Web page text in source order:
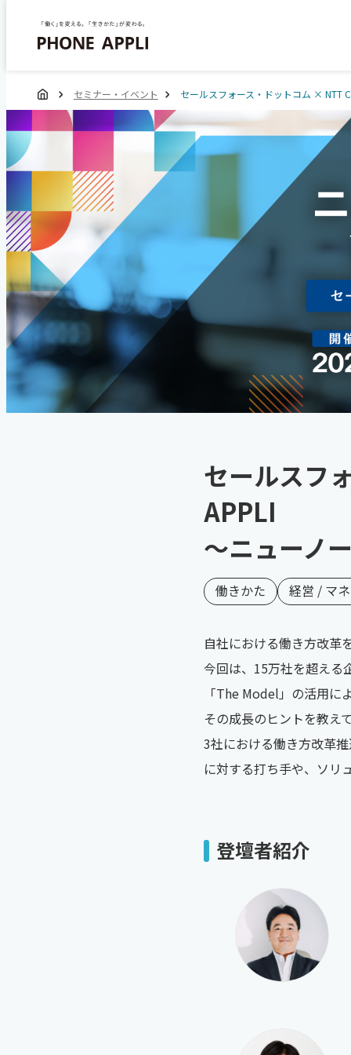
セミナー・イベント セールスフォース・ドットコム × NTT
セールスフ
APPLI
～ニューノ
働きかた 経営 / マ
自社における働き方改革
今回は、15万社を超える
「The Model」の活用に
その成長のヒントを教え
3社における働き方改革
に対する打ち手や、ソリ
登壇者紹介